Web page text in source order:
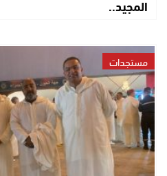
المجيد..
مستجدات